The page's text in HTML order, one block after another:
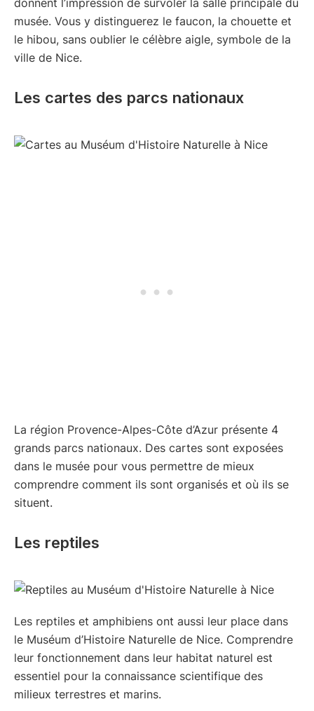
donnent l’impression de survoler la salle principale du
musée. Vous y distinguerez le faucon, la chouette et
le hibou, sans oublier le célèbre aigle, symbole de la
ville de Nice.
Les cartes des parcs nationaux
La région Provence-Alpes-Côte d’Azur présente 4
grands parcs nationaux. Des cartes sont exposées
dans le musée pour vous permettre de mieux
comprendre comment ils sont organisés et où ils se
situent.
Les reptiles
Les reptiles et amphibiens ont aussi leur place dans
le Muséum d’Histoire Naturelle de Nice. Comprendre
leur fonctionnement dans leur habitat naturel est
essentiel pour la connaissance scientifique des
milieux terrestres et marins.